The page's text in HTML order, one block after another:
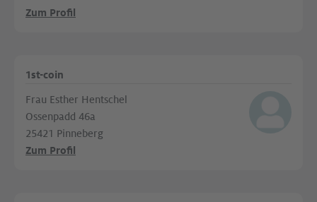
Zum Profil
1st-coin
Frau Esther Hentschel
Ossenpadd 46a
25421 Pinneberg
Zum Profil